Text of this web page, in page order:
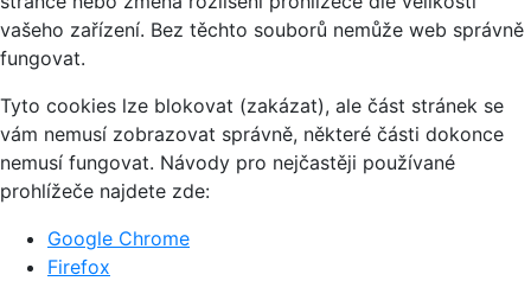
vašeho zařízení. Bez těchto souborů nemůže web správně
fungovat.
Tyto cookies lze blokovat (zakázat), ale část stránek se
vám nemusí zobrazovat správně, některé části dokonce
nemusí fungovat. Návody pro nejčastěji používané
prohlížeče najdete zde:
Google Chrome
Firefox